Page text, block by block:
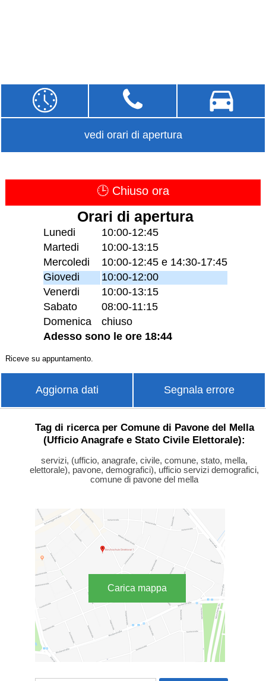
vedi orari di apertura
🕒 Chiuso ora
Orari di apertura
Lunedi
10:00-12:45
Martedi
10:00-13:15
Mercoledi
10:00-12:45 e 14:30-17:45
Giovedi
10:00-12:00
Venerdi
10:00-13:15
Sabato
08:00-11:15
Domenica
chiuso
Adesso sono le ore 18:44
Riceve su appuntamento.
Aggiorna dati Segnala errore
Tag di ricerca per Comune di Pavone del Mella
(Ufficio Anagrafe e Stato Civile Elettorale):
servizi, (ufficio, anagrafe, civile, comune, stato, mella,
elettorale), pavone, demografici), ufficio servizi demografici,
comune di pavone del mella
Carica mappa